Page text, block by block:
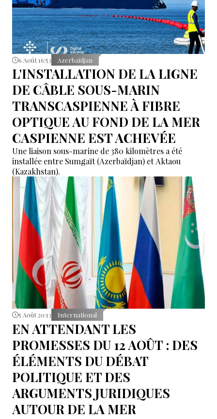
6 Août 16:53 Azerbaïdjan
L'INSTALLATION DE LA LIGNE
DE CÂBLE SOUS-MARIN
TRANSCASPIENNE À FIBRE
OPTIQUE AU FOND DE LA MER
CASPIENNE EST ACHEVÉE
Une liaison sous-marine de 380 kilomètres a été
installée entre Sumgaït (Azerbaïdjan) et Aktaou
(Kazakhstan).
5 Août 20:13 International
EN ATTENDANT LES
PROMESSES DU 12 AOÛT : DES
ÉLÉMENTS DU DÉBAT
POLITIQUE ET DES
ARGUMENTS JURIDIQUES
AUTOUR DE LA MER